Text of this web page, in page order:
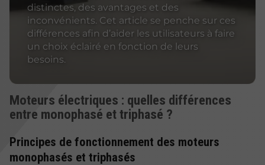
distinctes, des avantages et des
inconvénients. Cet article se penche sur ces
différences afin d’aider les utilisateurs à faire
un choix éclairé en fonction de leurs
besoins.
Moteurs électriques : quelles différences
entre monophasé et triphasé ?
Principes de fonctionnement des moteurs
monophasés et triphasés